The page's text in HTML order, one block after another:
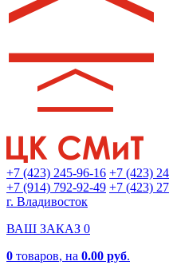
+7 (423) 245-96-16 +7 (423)
+7 (914) 792-92-49 +7 (423)
г. Владивосток
ВАШ ЗАКАЗ 0
0 товаров, на 0.00 руб.